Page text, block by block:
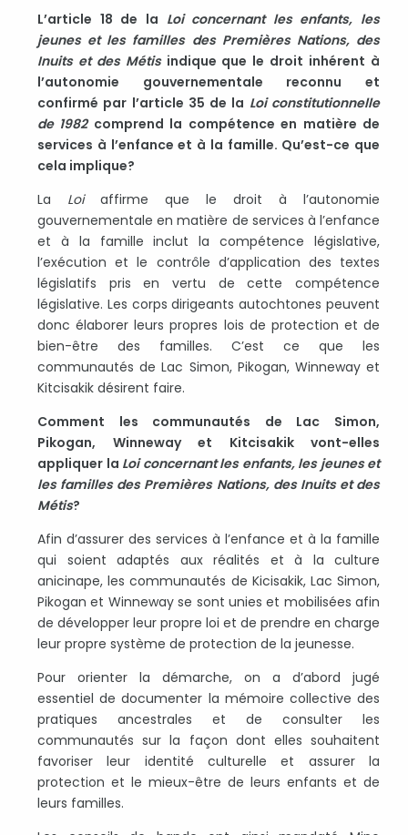
L’article 18 de la Loi concernant les enfants, les
jeunes et les familles des Premières Nations, des
Inuits et des Métisindique que le droit inhérent à
l’autonomie gouvernementale reconnu et
confirmé par l’article 35 de la Loi constitutionnelle
de 1982comprend la compétence en matière de
services à l’enfance et à la famille. Qu’est-ce que
cela implique?
La Loiaffirme que le droit à l’autonomie
gouvernementale en matière de services à l’enfance
et à la famille inclut la compétence législative,
l’exécution et le contrôle d’application des textes
législatifs pris en vertu de cette compétence
législative. Les corps dirigeants autochtones peuvent
donc élaborer leurs propres lois de protection et de
bien-être des familles. C’est ce que les
communautés de Lac Simon, Pikogan, Winneway et
Kitcisakik désirent faire.
Comment les communautés de Lac Simon,
Pikogan, Winneway et Kitcisakik vont-elles
appliquer la Loi concernant les enfants, les jeunes et
les familles des Premières Nations, des Inuits et des
Métis?
Afin d’assurer des services à l’enfance et à la famille
qui soient adaptés aux réalités et à la culture
anicinape, les communautés de Kicisakik, Lac Simon,
Pikogan et Winneway se sont unies et mobilisées afin
de développer leur propre loi et de prendre en charge
leur propre système de protection de la jeunesse.
Pour orienter la démarche, on a d’abord jugé
essentiel de documenter la mémoire collective des
pratiques ancestrales et de consulter les
communautés sur la façon dont elles souhaitent
favoriser leur identité culturelle et assurer la
protection et le mieux-être de leurs enfants et de
leurs familles.